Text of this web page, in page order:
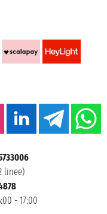
linee)
- 17:00